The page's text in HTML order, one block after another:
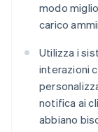
modo
carico
Utilizza i
interazioni
notifica ai
abbiano